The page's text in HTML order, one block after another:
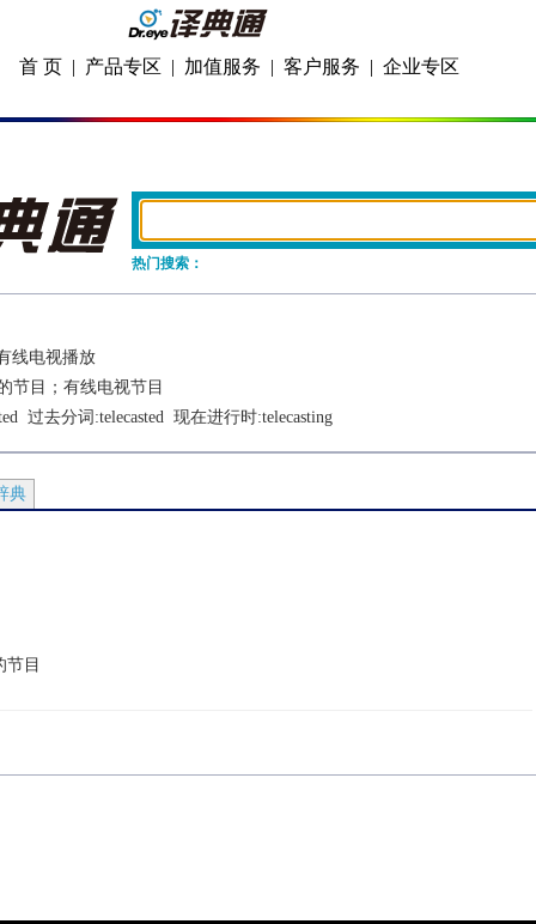
首 页 | 产品专区 | 加值服务 | 客户服务 | 企业专区
热门搜索：
线电视播放
节目；有线电视节目
过去分词:telecasted 现在进行时:telecasting
典
节目